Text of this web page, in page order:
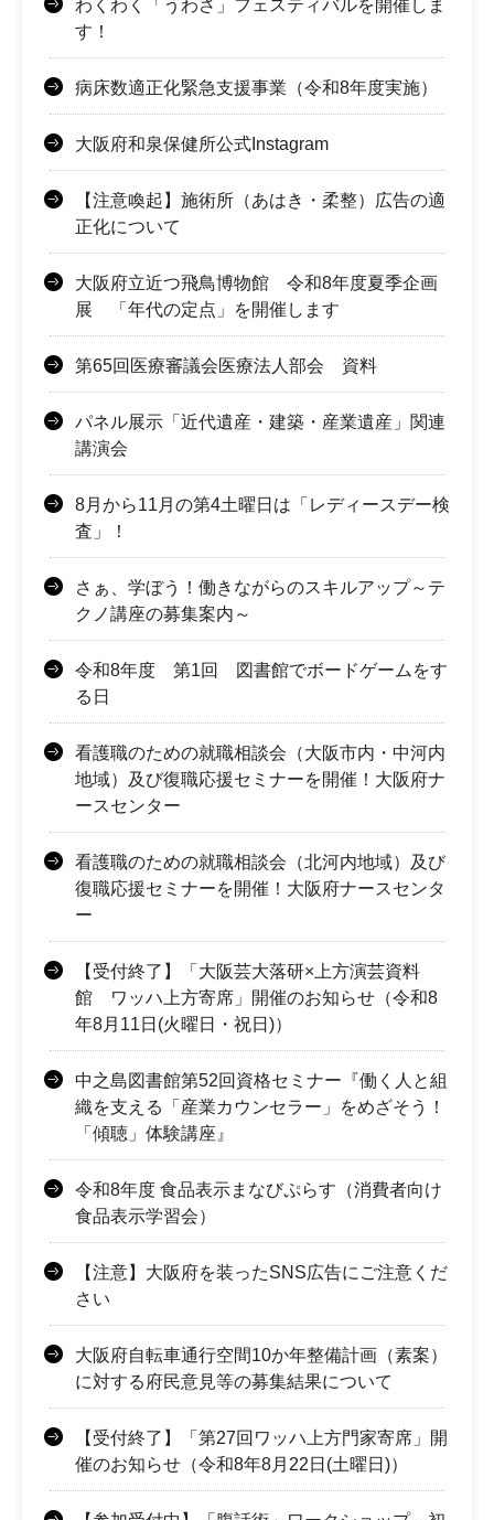
わくわく「うわさ」フェスティバルを開催しま
す！
病床数適正化緊急支援事業（令和8年度実施）
大阪府和泉保健所公式Instagram
【注意喚起】施術所（あはき・柔整）広告の適
正化について
大阪府立近つ飛鳥博物館 令和8年度夏季企画
展 「年代の定点」を開催します
第65回医療審議会医療法人部会 資料
パネル展示「近代遺産・建築・産業遺産」関連
講演会
8月から11月の第4土曜日は「レディースデー検
査」！
さぁ、学ぼう！働きながらのスキルアップ～テ
クノ講座の募集案内～
令和8年度 第1回 図書館でボードゲームをす
る日
看護職のための就職相談会（大阪市内・中河内
地域）及び復職応援セミナーを開催！大阪府ナ
ースセンター
看護職のための就職相談会（北河内地域）及び
復職応援セミナーを開催！大阪府ナースセンタ
ー
【受付終了】「大阪芸大落研×上方演芸資料
館 ワッハ上方寄席」開催のお知らせ（令和8
年8月11日(火曜日・祝日)）
中之島図書館第52回資格セミナー『働く人と組
織を支える「産業カウンセラー」をめざそう！
「傾聴」体験講座』
令和8年度 食品表示まなびぷらす（消費者向け
食品表示学習会）
【注意】大阪府を装ったSNS広告にご注意くだ
さい
大阪府自転車通行空間10か年整備計画（素案）
に対する府民意見等の募集結果について
【受付終了】「第27回ワッハ上方門家寄席」開
催のお知らせ（令和8年8月22日(土曜日)）